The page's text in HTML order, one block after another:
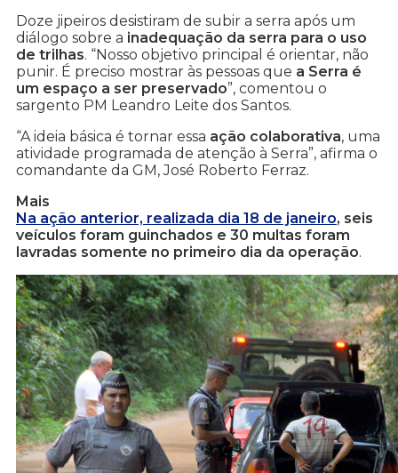
Doze jipeiros desistiram de subir a serra após um
diálogo sobre a inadequação da serra para o uso
de trilhas. “Nosso objetivo principal é orientar, não
punir. É preciso mostrar às pessoas que a Serra é
um espaço a ser preservado”, comentou o
sargento PM Leandro Leite dos Santos.
“A ideia básica é tornar essa ação colaborativa, uma
atividade programada de atenção à Serra”, afirma o
comandante da GM, José Roberto Ferraz.
Mais
Na ação anterior, realizada dia 18 de janeiro, seis
veículos foram guinchados e 30 multas foram
lavradas somente no primeiro dia da operação.